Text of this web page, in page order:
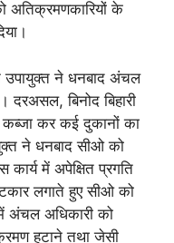
अतिक्रमणकारियों के
उपायुक्त ने धनबाद अंचल
बिनोद बिहारी
कर कई दुकानों का
ने धनबाद सीओ को
में अपेक्षित प्रगति
लगाते हुए सीओ को
अंचल अधिकारी को
हटाने तथा जेसी